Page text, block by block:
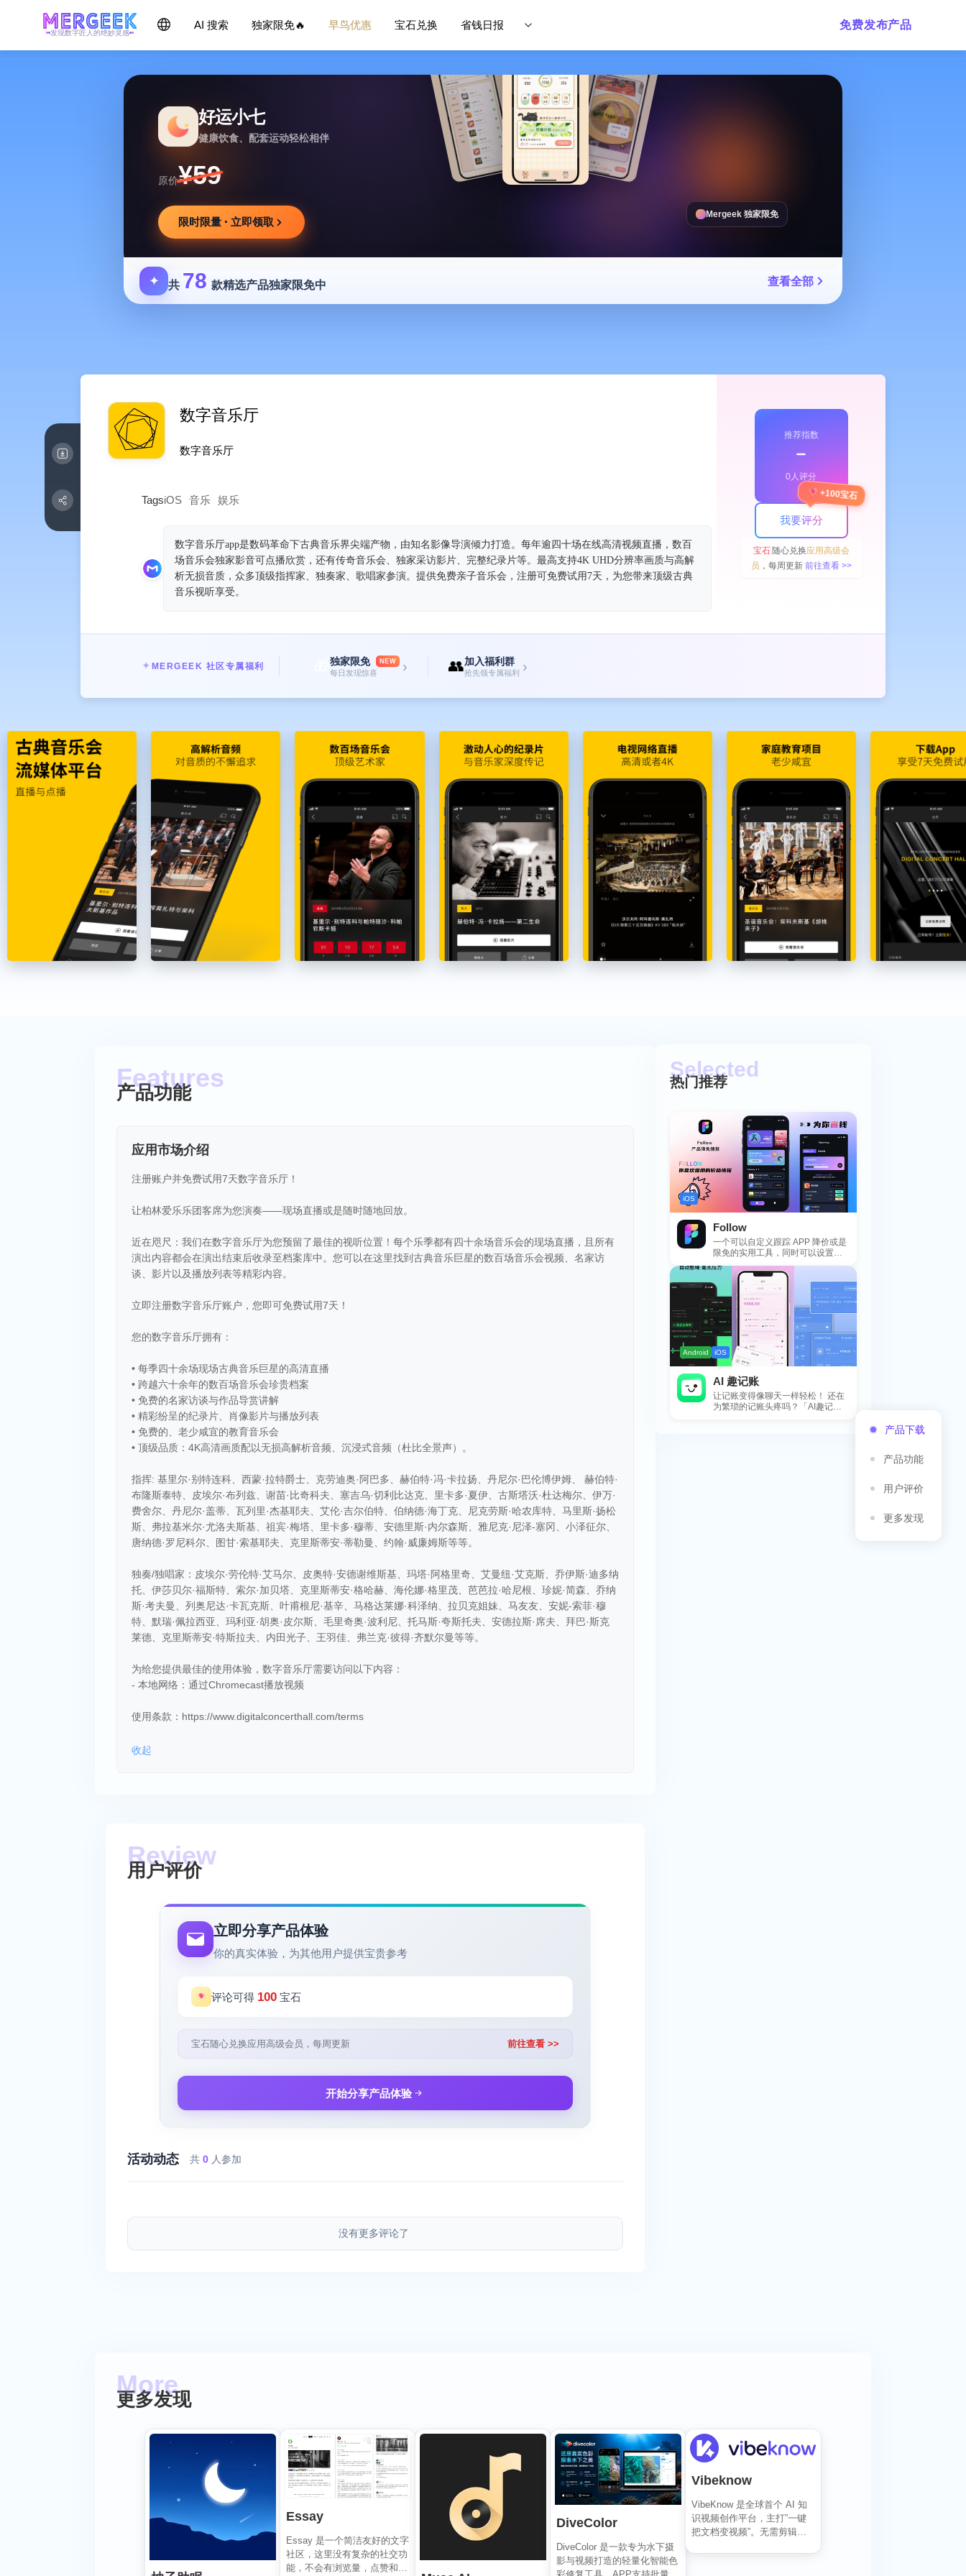
发现数字匠人的绝妙灵感
AI 搜索 独家限免🔥 早鸟优惠 宝石兑换 省钱日报 免费发布产品
好运小七
健康饮食、配套运动轻松相伴
原价¥59
限时限量 · 立即领取
Mergeek 独家限免
✦ 共 78 款精选产品独家限免中 查看全部
数字音乐厅
数字音乐‪厅‬
TagsiOS 音乐 娱乐
数字音乐厅app是数码革命下古典音乐界尖端产物，由知名影像导演倾力打造。每年逾四十场在线高清视频直播，数百
场音乐会独家影音可点播欣赏，还有传奇音乐会、独家采访影片、完整纪录片等。最高支持4K UHD分辨率画质与高解
析无损音质，众多顶级指挥家、独奏家、歌唱家参演。提供免费亲子音乐会，注册可免费试用7天，为您带来顶级古典
音乐视听享受。
推荐指数
﹣
0人评分
我要评分
+100宝石
宝石随心兑换应用高级会
员 ，每周更新 前往查看 >>
✦ MERGEEK 社区专属福利 独家限免 NEW
每日发现惊喜 › 👥加入福利群
抢先领专属福利 ›
产品下载
产品功能
用户评价
更多发现
产品功能
应用市场介绍
注册账户并免费试用7天数字音乐厅！
让柏林爱乐乐团客席为您演奏——现场直播或是随时随地回放。
近在咫尺：我们在数字音乐厅为您预留了最佳的视听位置！每个乐季都有四十余场音乐会的现场直播，且所有
演出内容都会在演出结束后收录至档案库中。您可以在这里找到古典音乐巨星的数百场音乐会视频、名家访
谈、影片以及播放列表等精彩内容。
立即注册数字音乐厅账户，您即可免费试用7天！
您的数字音乐厅拥有：
• 每季四十余场现场古典音乐巨星的高清直播
• 跨越六十余年的数百场音乐会珍贵档案
• 免费的名家访谈与作品导赏讲解
• 精彩纷呈的纪录片、肖像影片与播放列表
• 免费的、老少咸宜的教育音乐会
• 顶级品质：4K高清画质配以无损高解析音频、沉浸式音频（杜比全景声）。
指挥: 基里尔·别特连科、西蒙·拉特爵士、克劳迪奥·阿巴多、赫伯特·冯·卡拉扬、丹尼尔·巴伦博伊姆、 赫伯特·
布隆斯泰特、皮埃尔·布列兹、谢苗·比奇科夫、塞吉乌·切利比达克、里卡多·夏伊、古斯塔沃·杜达梅尔、伊万·
费舍尔、丹尼尔·盖蒂、瓦列里·杰基耶夫、艾伦·吉尔伯特、伯纳德·海丁克、尼克劳斯·哈农库特、马里斯·扬松
斯、弗拉基米尔·尤洛夫斯基、祖宾·梅塔、里卡多·穆蒂、安德里斯·内尔森斯、雅尼克·尼泽-塞冈、小泽征尔、
唐纳德·罗尼科尔、图甘·索基耶夫、克里斯蒂安·蒂勒曼、约翰·威廉姆斯等等。
独奏/独唱家：皮埃尔·劳伦特·艾马尔、皮奥特·安德谢维斯基、玛塔·阿格里奇、艾曼纽·艾克斯、乔伊斯·迪多纳
托、伊莎贝尔·福斯特、索尔·加贝塔、克里斯蒂安·格哈赫、海伦娜·格里茂、芭芭拉·哈尼根、珍妮·简森、乔纳
斯·考夫曼、列奥尼达·卡瓦克斯、叶甫根尼·基辛、马格达莱娜·科泽纳、拉贝克姐妹、马友友、安妮-索菲·穆
特、默瑞·佩拉西亚、玛利亚·胡奥·皮尔斯、毛里奇奥·波利尼、托马斯·夸斯托夫、安德拉斯·席夫、拜巴·斯克
莱德、克里斯蒂安·特斯拉夫、内田光子、王羽佳、弗兰克·彼得·齐默尔曼等等。
为给您提供最佳的使用体验，数字音乐厅需要访问以下内容：
- 本地网络：通过Chromecast播放视频
使用条款：https://www.digitalconcerthall.com/terms
收起
用户评价
立即分享产品体验
你的真实体验，为其他用户提供宝贵参考
评论可得 100 宝石
宝石随心兑换应用高级会员，每周更新 前往查看 >>
开始分享产品体验
活动动态 共 0 人参加
没有更多评论了
热门推荐
iOS
Follow
一个可以自定义跟踪 APP 降价或是
限免的实用工具，同时可以设置包
括 APP，游戏，热门类和精选类
Android iOS
AI 趣记账
让记账变得像聊天一样轻松！ 还在
为繁琐的记账头疼吗？「AI趣记
更多发现
Essay
Essay 是一个简洁友好的文字
社区，这里没有复杂的社交功
能，不会有浏览量，点赞和关
DiveColor
DiveColor 是一款专为水下摄
影与视频打造的轻量化智能色
Vibeknow
VibeKnow 是全球首个 AI 知
识视频创作平台，主打”一键
把文档变视频”。无需剪辑技